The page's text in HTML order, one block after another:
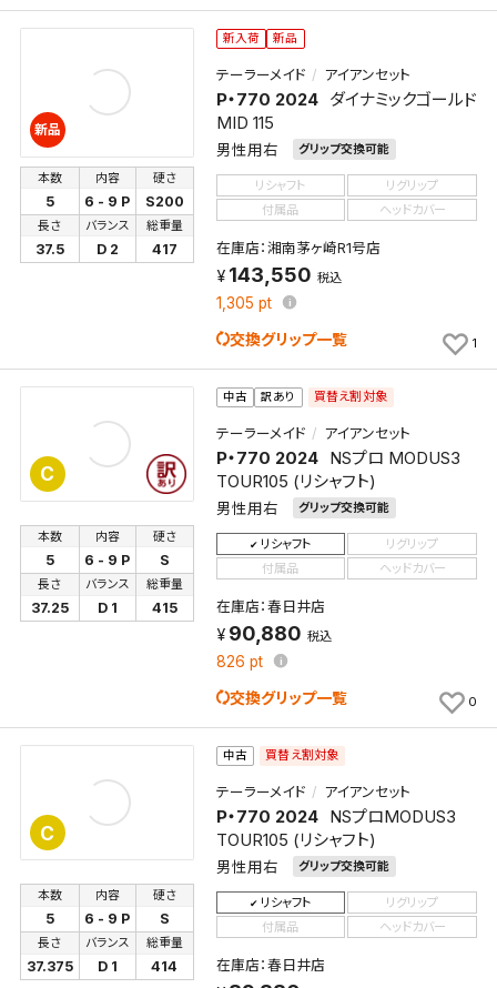
新品
新入荷 新品
テーラーメイド アイアンセット
P・770 2024
ダイナミックゴールド
MID 115
男性用右 グリップ交換可能
本数
5
内容
6 - 9 P
硬さ
S200
長さ
37.5
バランス
D 2
総重量
417
リシャフト
リグリップ
付属品
ヘッドカバー
在庫店：湘南茅ヶ崎R1号店
143,550 税込
1,305 pt
交換グリップ一覧 1
C
中古 訳あり 買替え割対象
テーラーメイド アイアンセット
P・770 2024
NSプロ MODUS3
TOUR105 (リシャフト)
男性用右 グリップ交換可能
本数
5
内容
6 - 9 P
硬さ
S
長さ
37.25
バランス
D 1
総重量
415
リシャフト
リグリップ
付属品
ヘッドカバー
在庫店：春日井店
90,880 税込
826 pt
交換グリップ一覧 0
C
中古 買替え割対象
テーラーメイド アイアンセット
P・770 2024
NSプロMODUS3
TOUR105 (リシャフト)
男性用右 グリップ交換可能
本数
5
内容
6 - 9 P
硬さ
S
長さ
37.375
バランス
D 1
総重量
414
リシャフト
リグリップ
付属品
ヘッドカバー
在庫店：春日井店